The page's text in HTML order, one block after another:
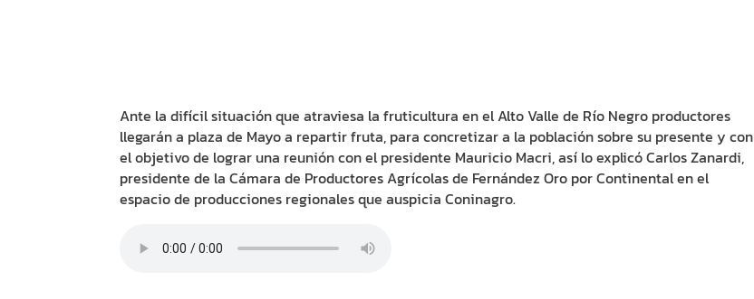
Ante la difícil situación que atraviesa la fruticultura en el Alto Valle de Río Negro productores
llegarán a plaza de Mayo a repartir fruta, para concretizar a la población sobre su presente y con
el objetivo de lograr una reunión con el presidente Mauricio Macri, así lo explicó Carlos Zanardi,
presidente de la Cámara de Productores Agrícolas de Fernández Oro por Continental en el
espacio de producciones regionales que auspicia Coninagro.